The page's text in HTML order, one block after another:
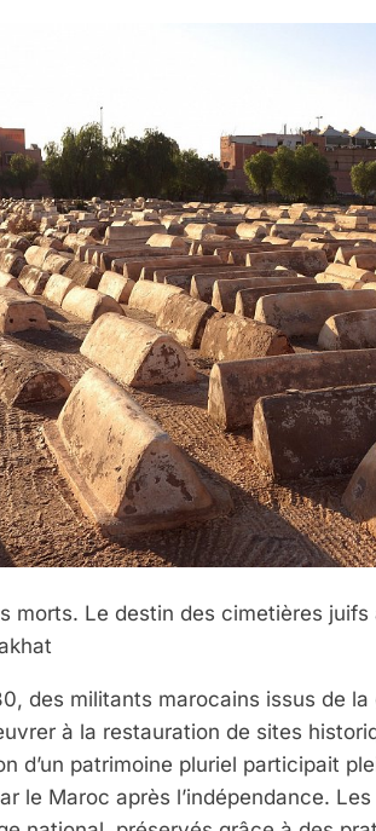
morts. Le destin des cimetières juifs
des militants marocains issus de
à la restauration de sites
d’un patrimoine pluriel participait
le Maroc après l’indépendance.